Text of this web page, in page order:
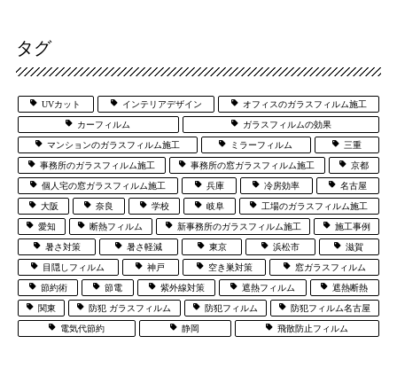
タグ
UVカット インテリアデザイン オフィスのガラスフィルム施工
カーフィルム ガラスフィルムの効果
マンションのガラスフィルム施工 ミラーフィルム 三重
事務所のガラスフィルム施工 事務所の窓ガラスフィルム施工 京都
個人宅の窓ガラスフィルム施工 兵庫 冷房効率 名古屋
大阪 奈良 学校 岐阜 工場のガラスフィルム施工
愛知 断熱フィルム 新事務所のガラスフィルム施工 施工事例
暑さ対策 暑さ軽減 東京 浜松市 滋賀
目隠しフィルム 神戸 空き巣対策 窓ガラスフィルム
節約術 節電 紫外線対策 遮熱フィルム 遮熱断熱
関東 防犯 ガラスフィルム 防犯フィルム 防犯フィルム名古屋
電気代節約 静岡 飛散防止フィルム